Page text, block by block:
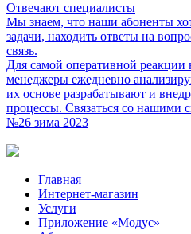
Отвечают специалисты
Мы знаем, что наши абоненты
задачи, находить ответы на
связь.
Для самой оперативной реакции
менеджеры ежедневно
их основе разрабатывают и
процессы. Связаться со нашими
№26 зима 2023
Главная
Интернет-магазин
Услуги
Приложение «Модус»